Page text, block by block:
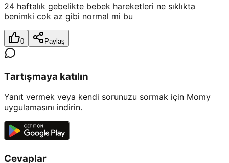
24 haftalık gebelikte bebek hareketleri ne sıklıkta
benimki cok az gibi normal mi bu
0 Paylaş
Tartışmaya katılın
Yanıt vermek veya kendi sorunuzu sormak için Momy
uygulamasını indirin.
Cevaplar